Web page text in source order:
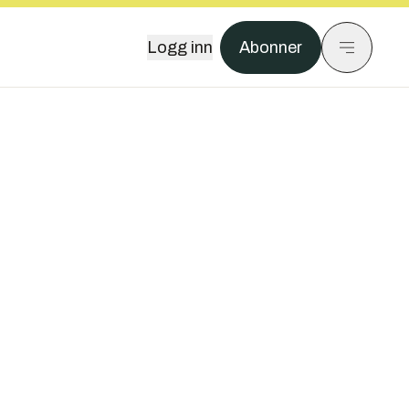
Logg inn Abonner